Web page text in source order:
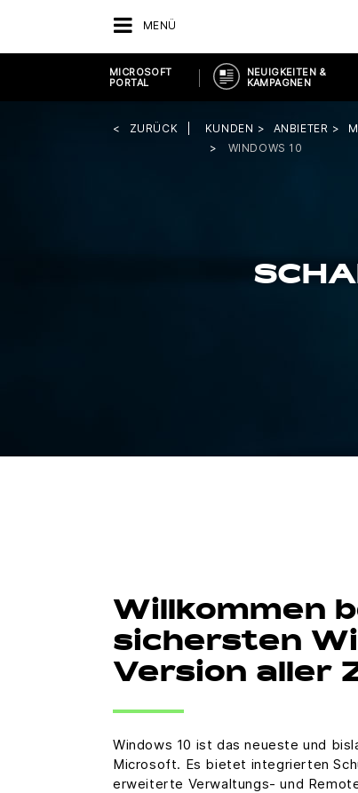
MENÜ
MICROSOFT
PORTAL
NEUIGKEITEN &
KAMPAGNEN
ZURÜCK KUNDEN ANBIETER
WINDOWS 10
Willkommen
sichersten
Version aller
Windows 10 ist das neueste und
Microsoft. Es bietet integrierten
erweiterte Verwaltungs- und